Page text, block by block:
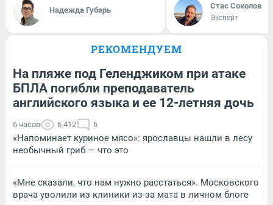
Надежда Губарь Стас Соколов
Эксперт
РЕКОМЕНДУЕМ
На пляже под Геленджиком при атаке
БПЛА погибли преподаватель
английского языка и ее 12-летняя дочь
6 часов 6 412 6
«Напоминает куриное мясо»: ярославцы нашли в лесу
необычный гриб — что это
«Мне сказали, что нам нужно расстаться». Московского
врача уволили из клиники из-за мата в личном блоге